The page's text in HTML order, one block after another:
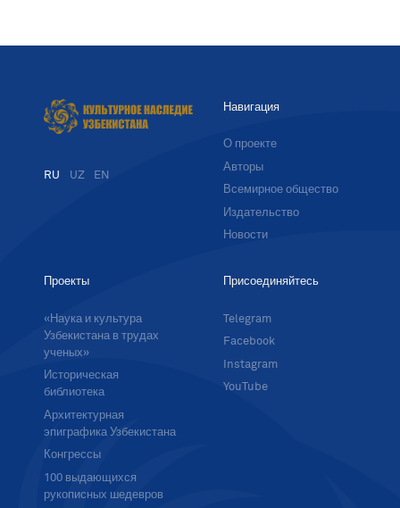
RU UZ EN
Навигация
О проекте
Авторы
Всемирное общество
Издательство
Новости
Проекты
«Наука и культура
Узбекистана в трудах
ученых»
Историческая
библиотека
Архитектурная
эпиграфика Узбекистана
Конгрессы
100 выдающихся
рукописных шедевров
Присоединяйтесь
Telegram
Facebook
Instagram
YouTube